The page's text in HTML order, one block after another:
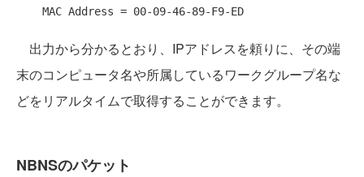
出力から分かるとおり、IPアドレスを頼りに、その端
末のコンピュータ名や所属しているワークグループ名な
どをリアルタイムで取得することができます。
NBNSのパケット